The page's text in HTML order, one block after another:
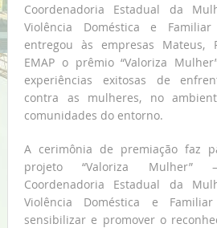
Coordenadoria Estadual da
Violência Doméstica e Familiar
entregou às empresas Mateus,
EMAP o prêmio “Valoriza
experiências exitosas de
contra as mulheres, no
comunidades do entorno.
A cerimônia de premiação faz
projeto “Valoriza Mulher”
Coordenadoria Estadual da
Violência Doméstica e
sensibilizar e promover o